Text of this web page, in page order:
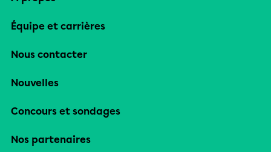
Équipe et carrières
Nous contacter
Nouvelles
Concours et sondages
Nos partenaires